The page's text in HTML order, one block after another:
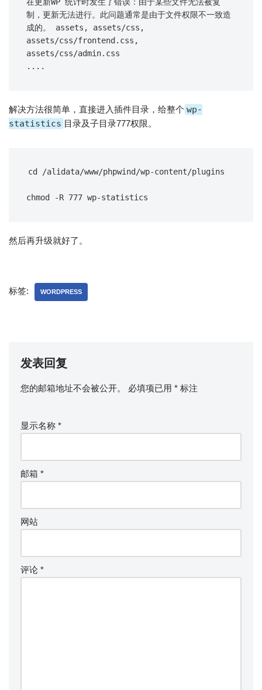
制，更新无法进行。此问题通常是由于文件权限不一致造
成的。 assets, assets/css,
assets/css/frontend.css,
assets/css/admin.css
解决方法很简单，直接进入插件目录，给整个 wp-
statistics 目录及子目录777权限。
cd /alidata/www/phpwind/wp-content/plugins
然后再升级就好了。
标签: WORDPRESS
发表回复
您的邮箱地址不会被公开。 必填项已用 * 标注
显示名称 *
邮箱 *
网站
评论 *